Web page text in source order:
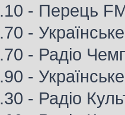
- Перець
-
- Радіо
-
- Радіо